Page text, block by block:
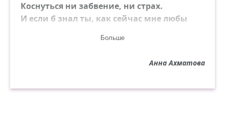
Коснуться ни забвение, ни страх.
И если б знал ты, как сейчас мне любы
Больше
Анна Ахматова